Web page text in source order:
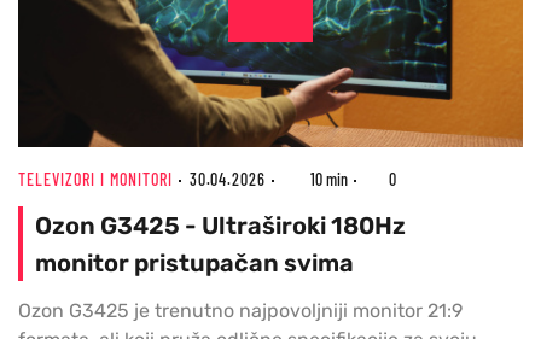
TELEVIZORI I MONITORI 30.04.2026 10 min 0
Ozon G3425 - Ultraširoki 180Hz
monitor pristupačan svima
Ozon G3425 je trenutno najpovoljniji monitor 21:9